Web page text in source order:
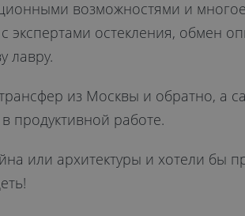
возможностями и
экспертами остекления, обмен
лавру.
из Москвы и обратно, а
продуктивной работе.
или архитектуры и хотели бы